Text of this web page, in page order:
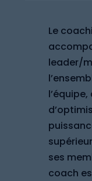
Le
leader/
ses
coach